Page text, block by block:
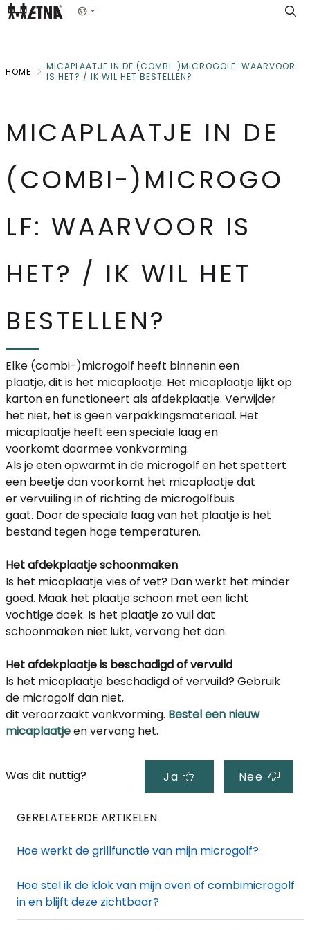
Skip
Show menu
HOME
MICAPLAATJE IN DE (COMBI-)MICROGOLF: WAARVOOR
IS HET? / IK WIL HET BESTELLEN?
MICAPLAATJE IN DE
(COMBI-)MICROGO
LF: WAARVOOR IS
HET? / IK WIL HET
BESTELLEN?
Elke (combi-)microgolf heeft binnenin een
plaatje,dit is het micaplaatje. Het micaplaatje lijkt op
kartonen functioneert als afdekplaatje. Verwijder
het niet, het is geen verpakkingsmateriaal. Het
micaplaatje heeft een speciale laag en
voorkomt daarmeevonkvorming.
Als jeeten opwarmt in de microgolf en het spettert
een beetje dan voorkomt het micaplaatje dat
ervervuiling in of richting de microgolfbuis
gaat. Door de speciale laagvan het plaatje is het
bestand tegen hoge temperaturen.
Het afdekplaatje schoonmaken
Is het micaplaatje vies of vet? Dan werkt het minder
goed. Maak het plaatje schoon met een licht
vochtigedoek. Is het plaatje zo vuil dat
schoonmaken niet lukt, vervang het dan.
Het afdekplaatje is beschadigdof vervuild
Is het micaplaatje beschadigdof vervuild? Gebruik
de microgolf dan niet,
dit veroorzaakt vonkvorming. Bestel een nieuw
micaplaatjeen vervang het.
Was dit nuttig? Ja Nee
GERELATEERDE ARTIKELEN
Hoe werkt de grillfunctie van mijn microgolf?
Hoe stel ik de klok van mijn oven of combimicrogolf
in en blijft deze zichtbaar?